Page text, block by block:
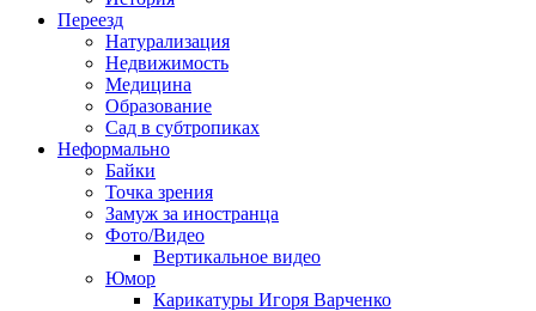
Переезд
Натурализация
Недвижимость
Медицина
Образование
Сад в субтропиках
Неформально
Байки
Точка зрения
Замуж за иностранца
Фото/Видео
Вертикальное видео
Юмор
Карикатуры Игоря Варченко